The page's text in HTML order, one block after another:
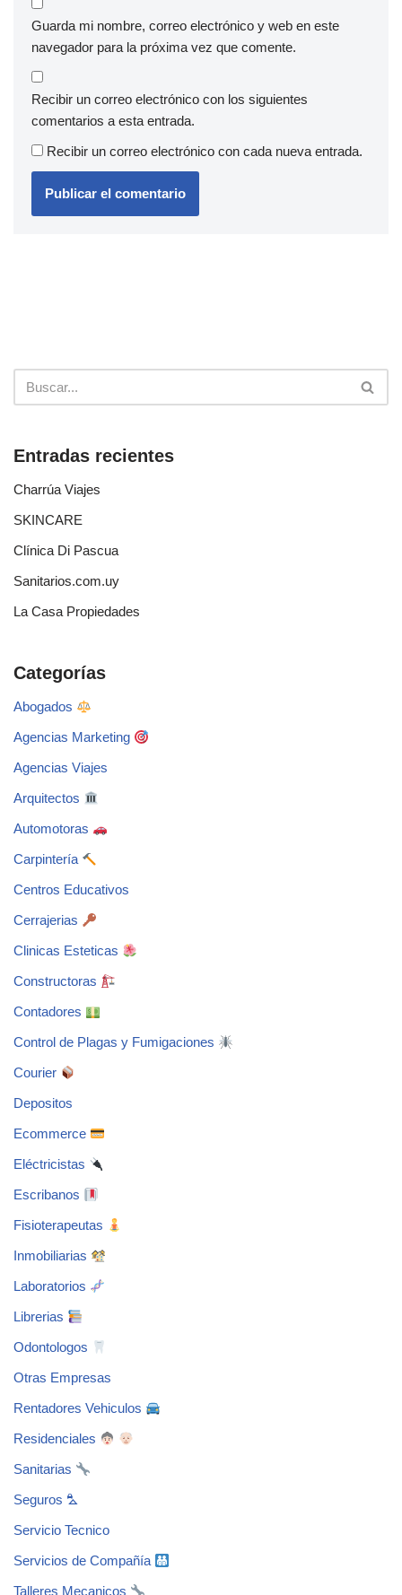
Guarda mi nombre, correo electrónico y web en este
navegador para la próxima vez que comente.
Recibir un correo electrónico con los siguientes
comentarios a esta entrada.
Recibir un correo electrónico con cada nueva entrada.
Entradas recientes
Charrúa Viajes
SKINCARE
Clínica Di Pascua
Sanitarios.com.uy
La Casa Propiedades
Categorías
Abogados
Agencias Marketing
Agencias Viajes
Arquitectos
Automotoras
Carpintería
Centros Educativos
Cerrajerias
Clinicas Esteticas
Constructoras
Contadores
Control de Plagas y Fumigaciones
Courier
Depositos
Ecommerce
Eléctricistas
Escribanos
Fisioterapeutas
Inmobiliarias
Laboratorios
Librerias
Odontologos
Otras Empresas
Rentadores Vehiculos
Residenciales
Sanitarias
Seguros ⛍
Servicio Tecnico
Servicios de Compañía
Talleres Mecanicos